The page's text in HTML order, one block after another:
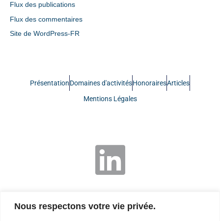
Nous respectons votre vie privée.
Flux des publications
Flux des commentaires
Site de WordPress-FR
PrésentationDomaines d'activitésHonorairesArticles
Mentions Légales